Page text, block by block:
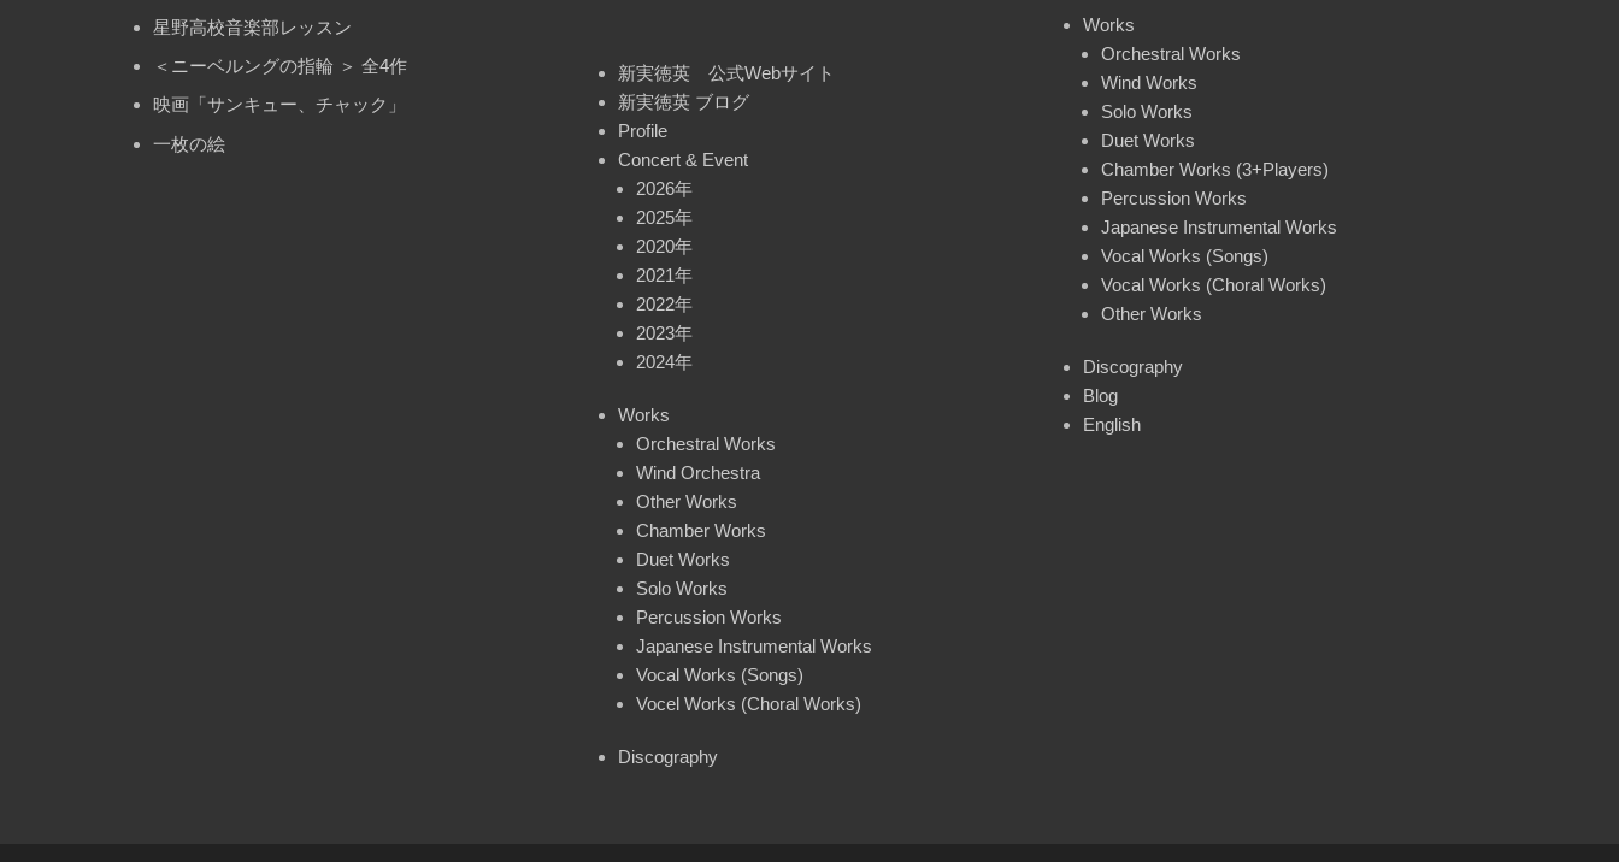
星野高校音楽部レッスン
＜ニーベルングの指輪 ＞ 全4作
映画「サンキュー、チャック」
一枚の絵
新実徳英 公式Webサイト
新実徳英 ブログ
Profile
Concert & Event
2026年
2025年
2020年
2021年
2022年
2023年
2024年
Works
Orchestral Works
Wind Orchestra
Other Works
Chamber Works
Duet Works
Solo Works
Percussion Works
Japanese Instrumental Works
Vocal Works (Songs)
Vocel Works (Choral Works)
Discography
Works
Orchestral Works
Wind Works
Solo Works
Duet Works
Chamber Works (3+Players)
Percussion Works
Japanese Instrumental Works
Vocal Works (Songs)
Vocal Works (Choral Works)
Other Works
Discography
Blog
English